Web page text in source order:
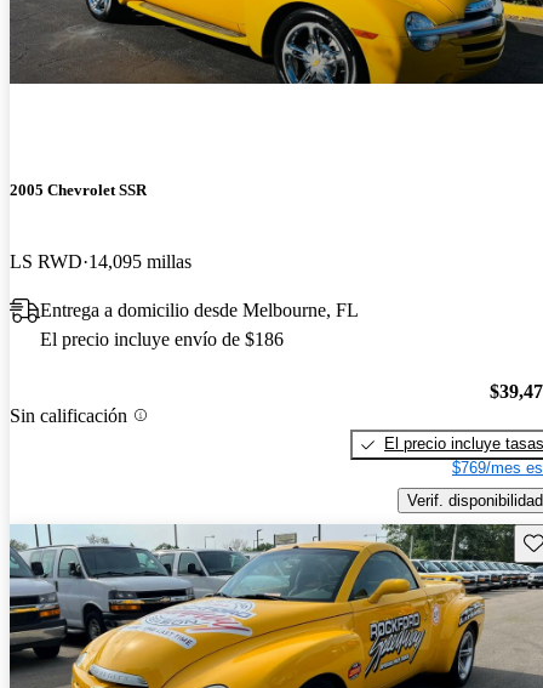
2005 Chevrolet SSR
LS RWD 14,095 millas
Entrega a domicilio desde Melbourne, FL
El precio incluye envío de $186
Sin calificación
El precio incluye tasas
$769/mes
Verif. disponibilidad